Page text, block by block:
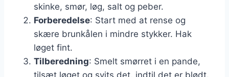
skinke, smør, løg, salt og peber.
Forberedelse: Start med at rense og
skære brunkålen i mindre stykker. Hak
løget fint.
Tilberedning: Smelt smørret i en pande,
tilsæt løget og svits det, indtil det er blødt.